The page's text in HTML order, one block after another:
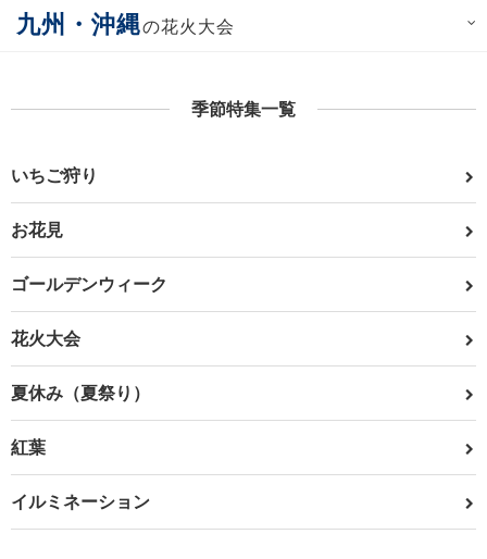
九州・沖縄の花火大会
季節特集一覧
いちご狩り
お花見
ゴールデンウィーク
花火大会
夏休み（夏祭り）
紅葉
イルミネーション